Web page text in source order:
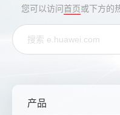
您可以访问首页或下方的
产品